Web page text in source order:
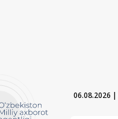
06.08.2026 |